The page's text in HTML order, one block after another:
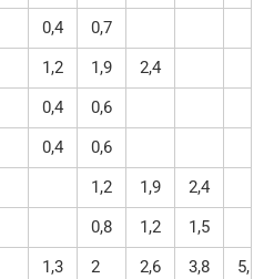
0,4
0,7
1,2 1,9
2,4
0,4
0,6
0,4
0,6
1,2 1,9
2,4
0,8 1,2
1,5
1,3 2 2,6 3,8
5,1